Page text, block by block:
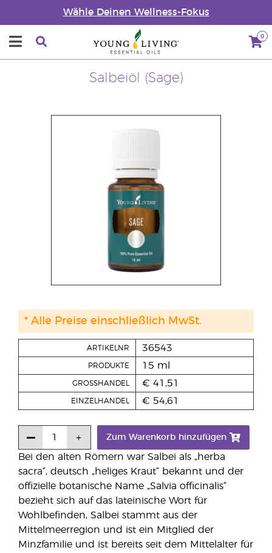
Wähle Deinen Wellness-Fokus
0
Salbeiöl (Sage)
Bei den alten Römern war Salbei als „herba
sacra“, deutsch „heliges Kraut“ bekannt und der
offizielle botanische Name „Salvia officinalis“
bezieht sich auf das lateinische Wort für
Wohlbefinden, Salbei stammt aus der
Mittelmeerregion und ist ein Mitglied der
Minzfamilie und ist bereits seit dem Mittelalter für
ARTIKELNR 36543
PRODUKTE 15 ml
GROSSHANDEL € 41,51
EINZELHANDEL € 54,61
Zum Warenkorb hinzufügen
* Alle Preise einschließlich MwSt.